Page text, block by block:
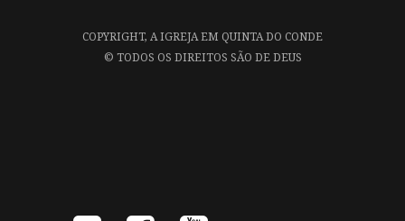
COPYRIGHT, A IGREJA EM QUINTA DO CONDE
© TODOS OS DIREITOS SÃO DE DEUS